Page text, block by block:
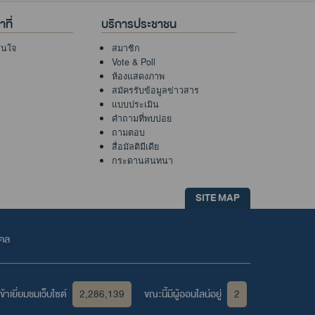
ที่
ใจ
บริการประชาชน
สมาชิก
Vote & Poll
ห้องแสดงภาพ
สมัครรับข้อมูลข่าวสาร
แบบประเมิน
คำถามที่พบบ่อย
ถามตอบ
สื่อมัลติมีเดีย
กระดานสนทนา
SITE MAP
ล
าเยี่ยมชมเว็บไซต์ 2,286,139 ขณะนี้มีผู้ออนไลน์อยู่ 2